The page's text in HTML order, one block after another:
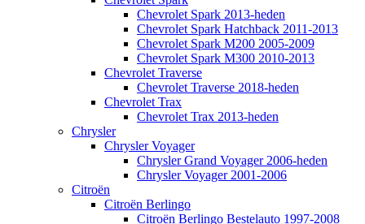
Chevrolet Spark 2013-heden
Chevrolet Spark Hatchback 2011-2013
Chevrolet Spark M200 2005-2009
Chevrolet Spark M300 2010-2013
Chevrolet Traverse
Chevrolet Traverse 2018-heden
Chevrolet Trax
Chevrolet Trax 2013-heden
Chrysler
Chrysler Voyager
Chrysler Grand Voyager 2006-heden
Chrysler Voyager 2001-2006
Citroën
Citroën Berlingo
Citroën Berlingo Bestelauto 1997-2008